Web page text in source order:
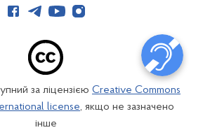
за ліцензією Creative Commons
license, якщо не зазначено
інше